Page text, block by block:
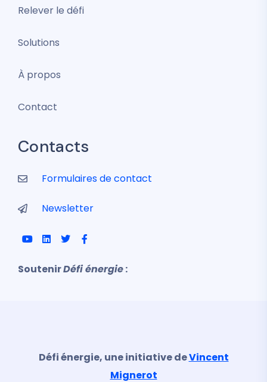
Relever le défi
Solutions
À propos
Contact
Contacts
Formulaires de contact
Newsletter
SoutenirDéfi énergie:
Défi énergie, une initiative deVincent
Mignerot